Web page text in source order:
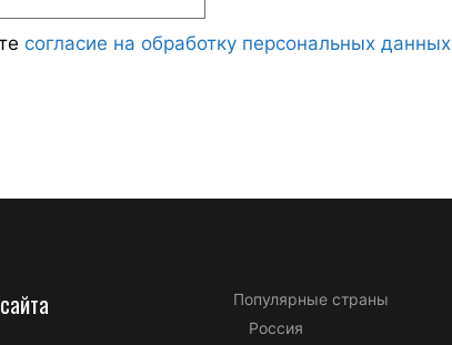
согласие на обработку персональных данных
Популярные страны
Россия